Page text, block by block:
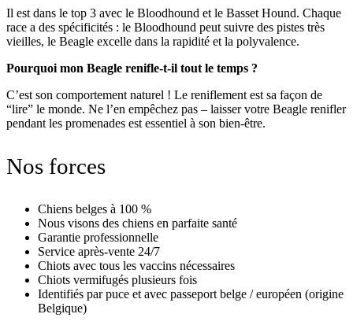
Il est dans le top 3 avec le Bloodhound et le Basset Hound. Chaque
race a des spécificités : le Bloodhound peut suivre des pistes très
vieilles, le Beagle excelle dans la rapidité et la polyvalence.
Pourquoi mon Beagle renifle-t-il tout le temps ?
C’est son comportement naturel ! Le reniflement est sa façon de
“lire” le monde. Ne l’en empêchez pas – laisser votre Beagle renifler
pendant les promenades est essentiel à son bien-être.
Nos forces
Chiens belges à 100 %
Nous visons des chiens en parfaite santé
Garantie professionnelle
Service après-vente 24/7
Chiots avec tous les vaccins nécessaires
Chiots vermifugés plusieurs fois
Identifiés par puce et avec passeport belge / européen (origine
Belgique)